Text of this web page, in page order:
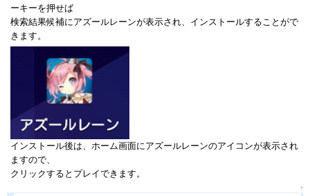
ーキーを押せば
検索結果候補にアズールレーンが表示され、インストールすることがで
きます。
インストール後は、ホーム画面にアズールレーンのアイコンが表示され
ますので、
クリックするとプレイできます。
↑